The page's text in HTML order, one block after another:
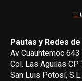
Pautas y Redes
Av Cuauhtemoc 643
Col. Las Aguilas CP
San Luis Potosí,